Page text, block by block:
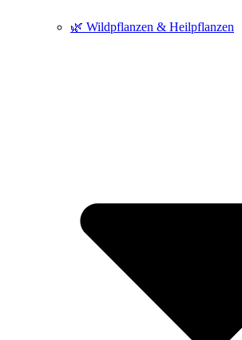
🌿 Wildpflanzen & Heilpflanzen